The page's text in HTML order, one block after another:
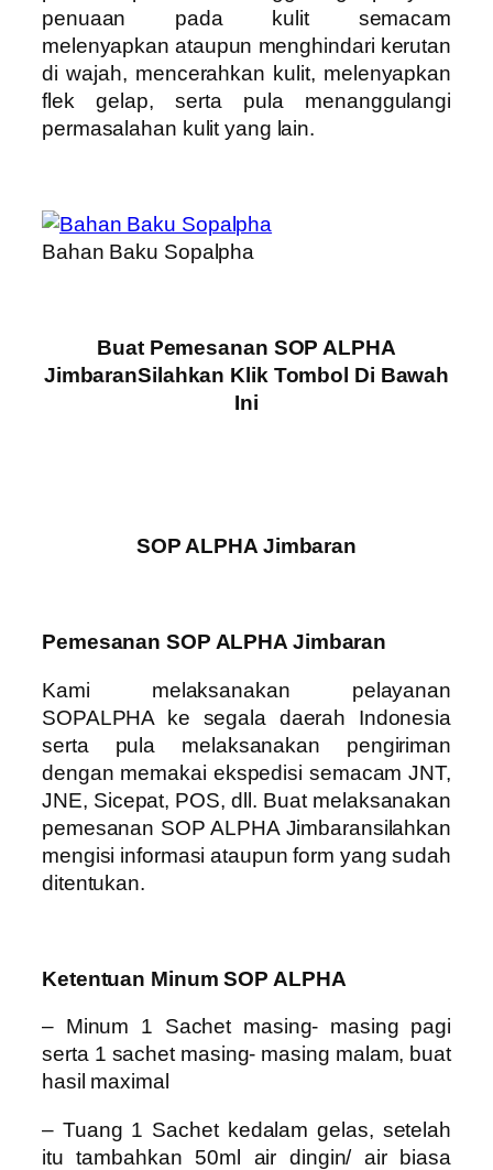
penuaan pada kulit semacam
melenyapkan ataupun menghindari kerutan
di wajah, mencerahkan kulit, melenyapkan
flek gelap, serta pula menanggulangi
permasalahan kulit yang lain.
Bahan Baku Sopalpha
Buat Pemesanan SOP ALPHA
JimbaranSilahkan Klik Tombol Di Bawah
Ini
SOP ALPHA Jimbaran
Pemesanan SOP ALPHA Jimbaran
Kami melaksanakan pelayanan
SOPALPHA ke segala daerah Indonesia
serta pula melaksanakan pengiriman
dengan memakai ekspedisi semacam JNT,
JNE, Sicepat, POS, dll. Buat melaksanakan
pemesanan SOP ALPHA Jimbaransilahkan
mengisi informasi ataupun form yang sudah
ditentukan.
Ketentuan Minum SOP ALPHA
– Minum 1 Sachet masing- masing pagi
serta 1 sachet masing- masing malam, buat
hasil maximal
– Tuang 1 Sachet kedalam gelas, setelah
itu tambahkan 50ml air dingin/ air biasa